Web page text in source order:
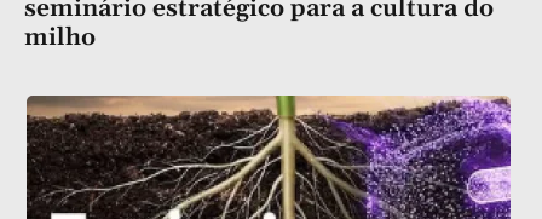
seminário estratégico para a cultura do
milho